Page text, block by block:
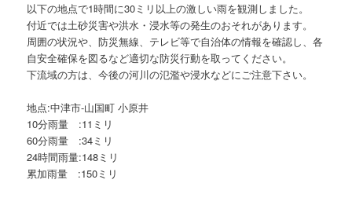
以下の地点で1時間に30ミリ以上の激しい雨を観測しました。
付近では土砂災害や洪水・浸水等の発生のおそれがあります。
周囲の状況や、防災無線、テレビ等で自治体の情報を確認し、各
自安全確保を図るなど適切な防災行動を取ってください。
下流域の方は、今後の河川の氾濫や浸水などにご注意下さい。
地点:中津市-山国町 小原井
10分雨量 :11ミリ
60分雨量 :34ミリ
24時間雨量:148ミリ
累加雨量 :150ミリ